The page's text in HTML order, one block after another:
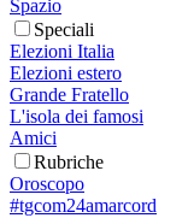
Spazio
Speciali
Elezioni Italia
Elezioni estero
Grande Fratello
L'isola dei famosi
Amici
Rubriche
Oroscopo
#tgcom24amarcord